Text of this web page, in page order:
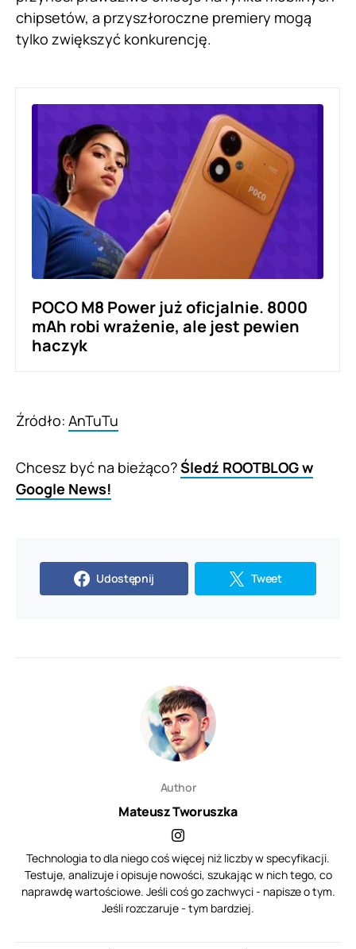
chipsetów, a przyszłoroczne premiery mogą
tylko zwiększyć konkurencję.
POCO M8 Power już oficjalnie. 8000
mAh robi wrażenie, ale jest pewien
haczyk
Źródło: AnTuTu
Chcesz być na bieżąco?Śledź ROOTBLOG w
Google News!
Udostępnij Tweet
Author
Mateusz Tworuszka
Technologia to dla niego coś więcej niż liczby w specyfikacji.
Testuje, analizuje i opisuje nowości, szukając w nich tego, co
naprawdę wartościowe. Jeśli coś go zachwyci - napisze o tym.
Jeśli rozczaruje - tym bardziej.